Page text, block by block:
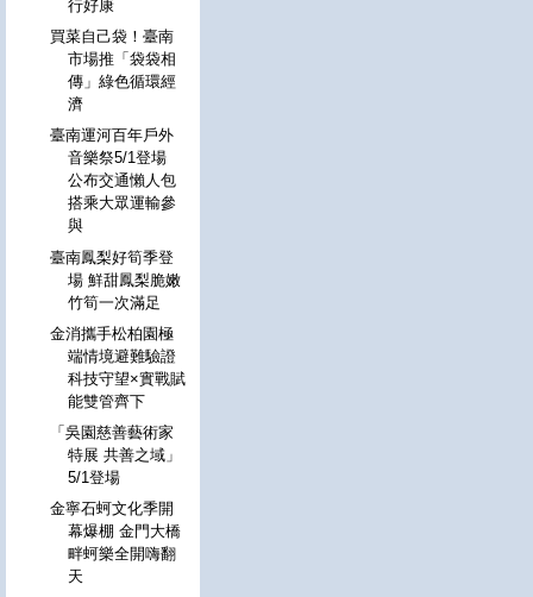
行好康
買菜自己袋！臺南
市場推「袋袋相
傳」綠色循環經
濟
臺南運河百年戶外
音樂祭5/1登場
公布交通懶人包
搭乘大眾運輸參
與
臺南鳳梨好筍季登
場 鮮甜鳳梨脆嫩
竹筍一次滿足
金消攜手松柏園極
端情境避難驗證
科技守望×實戰賦
能雙管齊下
「吳園慈善藝術家
特展 共善之域」
5/1登場
金寧石蚵文化季開
幕爆棚 金門大橋
畔蚵樂全開嗨翻
天